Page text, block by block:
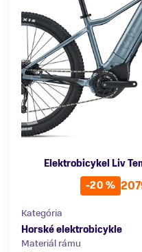
Elektrobicykel Liv
-20 %
Kategória
Horské elektrobicykle
Materiál rámu